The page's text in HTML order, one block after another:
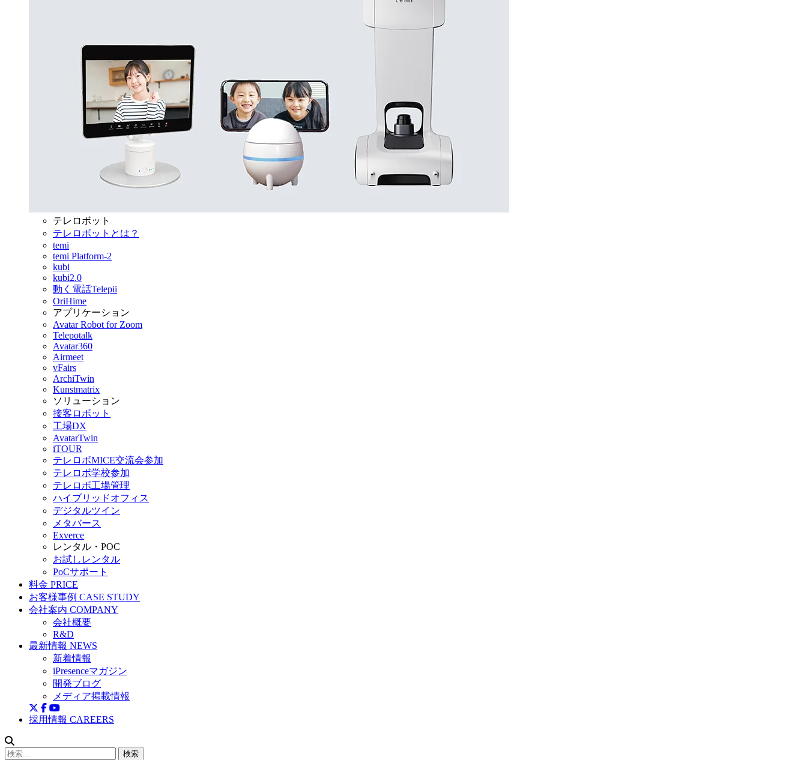
テレロボット
テレロボットとは？
temi
temi Platform-2
kubi
kubi2.0
動く電話Telepii
OriHime
アプリケーション
Avatar Robot for Zoom
Telepotalk
Avatar360
Airmeet
vFairs
ArchiTwin
Kunstmatrix
ソリューション
接客ロボット
工場DX
AvatarTwin
iTOUR
テレロボMICE交流会参加
テレロボ学校参加
テレロボ工場管理
ハイブリッドオフィス
デジタルツイン
メタバース
Exverce
レンタル・POC
お試しレンタル
PoCサポート
料金 PRICE
お客様事例 CASE STUDY
会社案内 COMPANY
会社概要
R&D
最新情報 NEWS
新着情報
iPresenceマガジン
開発ブログ
メディア掲載情報
採用情報 CAREERS
検索